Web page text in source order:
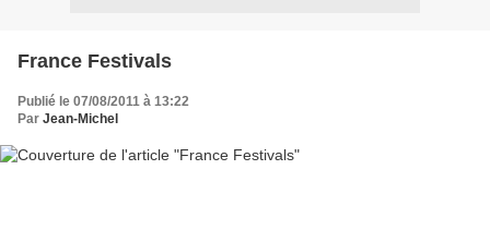
France Festivals
Publié le 07/08/2011 à 13:22
Par Jean-Michel